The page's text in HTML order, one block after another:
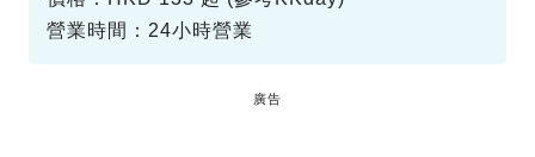
營業時間：24小時營業
廣告